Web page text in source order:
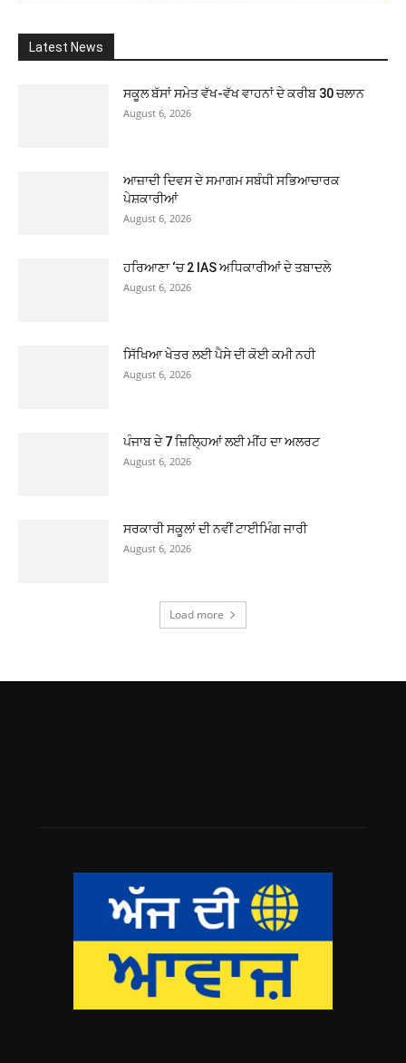
Latest News
ਸਕੂਲ ਬੱਸਾਂ ਸਮੇਤ ਵੱਖ-ਵੱਖ ਵਾਹਨਾਂ ਦੇ ਕਰੀਬ 30 ਚਲਾਨ
August 6, 2026
ਆਜ਼ਾਦੀ ਦਿਵਸ ਦੇ ਸਮਾਗਮ ਸਬੰਧੀ ਸਭਿਆਚਾਰਕ
ਪੇਸ਼ਕਾਰੀਆਂ
August 6, 2026
ਹਰਿਆਣਾ ‘ਚ 2 IAS ਅਧਿਕਾਰੀਆਂ ਦੇ ਤਬਾਦਲੇ
August 6, 2026
ਸਿੱਖਿਆ ਖੇਤਰ ਲਈ ਪੈਸੇ ਦੀ ਕੋਈ ਕਮੀ ਨਹੀ
August 6, 2026
ਪੰਜਾਬ ਦੇ 7 ਜ਼ਿਲ੍ਹਿਆਂ ਲਈ ਮੀਂਹ ਦਾ ਅਲਰਟ
August 6, 2026
ਸਰਕਾਰੀ ਸਕੂਲਾਂ ਦੀ ਨਵੀਂ ਟਾਈਮਿੰਗ ਜਾਰੀ
August 6, 2026
Load more